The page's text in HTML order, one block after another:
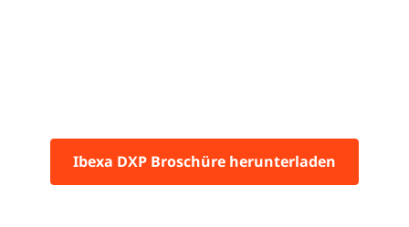
Ibexa DXP Broschüre herunterladen